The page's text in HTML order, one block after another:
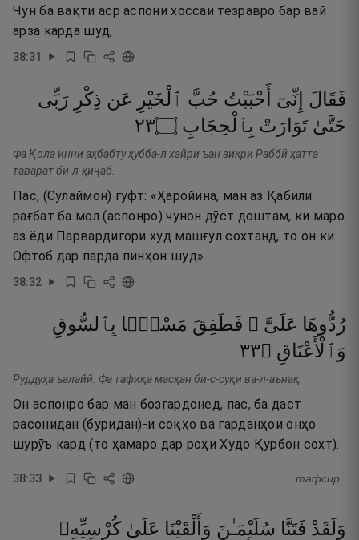
Чун ба вақти аср аспони хоссаи тезравро бар вай
арза карда шуд,
38:31
فَقَالَ إِنِّىٓ أَحْبَبْتُ حُبَّ ٱلْخَيْرِ عَن ذِكْرِ رَبِّى
حَتَّىٰ تَوَارَتْ بِٱلْحِجَابِ ۝٣٢
Фа Қола инни аҳбабту ҳубба-л хайри ъан зикри Раббӣ ҳатта
таварат би-л-ҳиҷаб.
Пас, (Сулаймон) гуфт: «Ҳаройина, ман аз Қабили
рағбат ба мол (аспонро) чунон дӯст доштам, ки маро
аз ёди Парвардигори худ машғул сохтанд, то он ки
Офтоб дар парда пинҳон шуд».
38:32
رُدُّوهَا عَلَىَّ ۖ فَطَفِقَ مَسْحًۢا بِٱلسُّوقِ
وَٱلْأَعْنَاقِ ۝٣٣
Руддуҳа ъалайй. Фа тафиқа масҳан би-с-суқи ва-л-аънақ.
Он аспонро бар ман бозгардонед, пас, ба даст
расонидан (буридан)-и соқҳо ва гарданҳои онҳо
шурӯъ кард (то ҳамаро дар роҳи Худо Қурбон сохт).
38:33 тафсир
وَلَقَدْ فَتَنَّا سُلَيْمَـٰنَ وَأَلْقَيْنَا عَلَىٰ كُرْسِيِّهِۦ